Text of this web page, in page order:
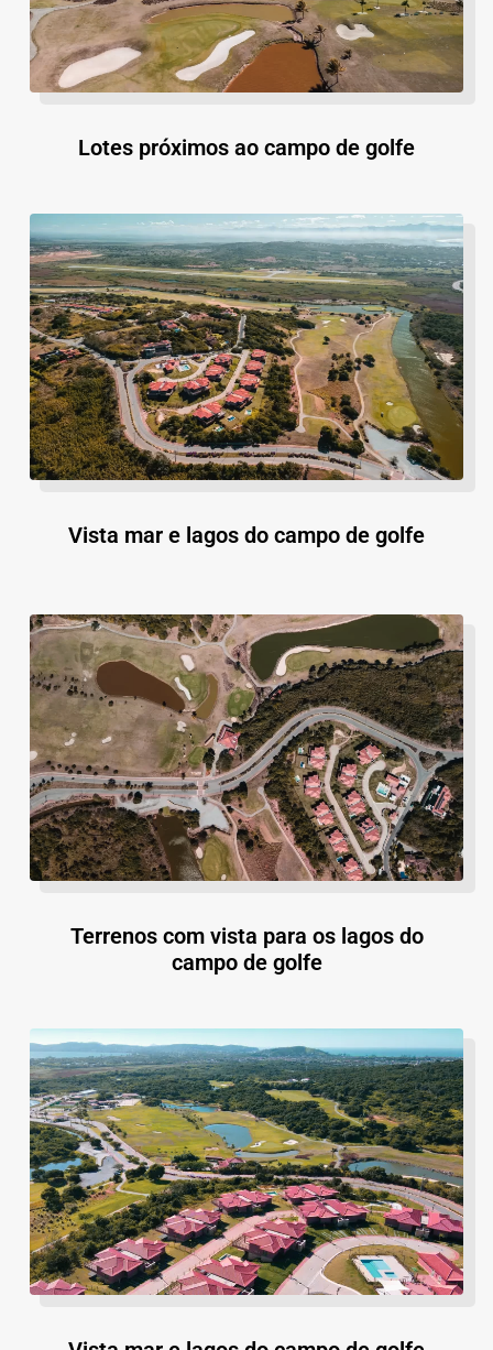
Lotes próximos ao campo de golfe
Vista mar e lagos do campo de golfe
Terrenos com vista para os lagos do
campo de golfe